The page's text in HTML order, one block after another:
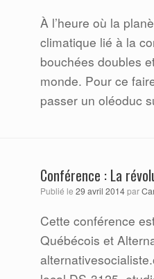
À l’heure où la
climatique lié à la
bouchées doubles
monde. Pour ce
passer un oléoduc
Conférence : La
Publié le29 avril 2014par
Cette conférence
Québécois et